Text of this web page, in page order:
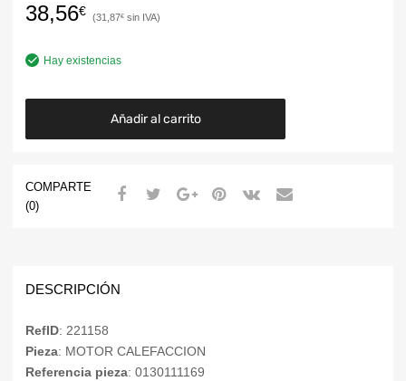
38,56€ 31,87€
Hay existencias
Añadir al carrito
COMPARTE
(0)
DESCRIPCIÓN
RefID: 221158
Pieza: MOTOR CALEFACCION
Referencia pieza: 0130111169